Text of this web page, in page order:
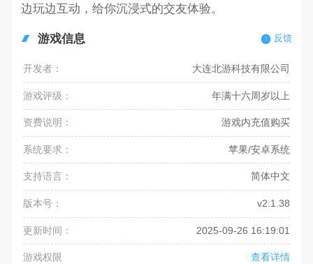
边玩边互动，给你沉浸式的交友体验。
游戏信息 反馈
开发者： 大连北游科技有限公司
游戏评级： 年满十六周岁以上
资费说明： 游戏内充值购买
系统要求： 苹果/安卓系统
支持语言： 简体中文
版本号： v2.1.38
更新时间： 2025-09-26 16:19:01
游戏权限 查看详情